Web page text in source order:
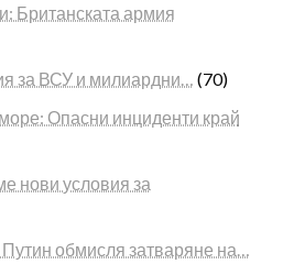
Британската армия
за ВСУ и милиардни… (70)
Опасни инциденти край
нови условия за
обмисля затваряне на…